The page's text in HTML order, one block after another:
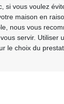
si vous voulez
maison en
nous vous
servir. Utiliser
le choix du